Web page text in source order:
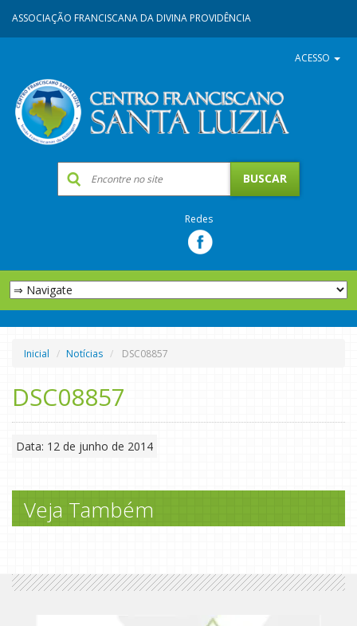
ASSOCIAÇÃO FRANCISCANA DA DIVINA PROVIDÊNCIA
ACESSO
Redes
Inicial Notícias DSC08857
DSC08857
Data: 12 de junho de 2014
Veja Também